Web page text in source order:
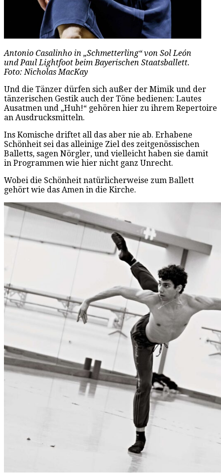
Antonio Casalinho in „Schmetterling“ von Sol León
und Paul Lightfoot beim Bayerischen Staatsballett.
Foto: Nicholas MacKay
Und die Tänzer dürfen sich außer der Mimik und der
tänzerischen Gestik auch der Töne bedienen: Lautes
Ausatmen und „Huh!“ gehören hier zu ihrem Repertoire
an Ausdrucksmitteln.
Ins Komische driftet all das aber nie ab. Erhabene
Schönheit sei das alleinige Ziel des zeitgenössischen
Balletts, sagen Nörgler, und vielleicht haben sie damit
in Programmen wie hier nicht ganz Unrecht.
Wobei die Schönheit natürlicherweise zum Ballett
gehört wie das Amen in die Kirche.